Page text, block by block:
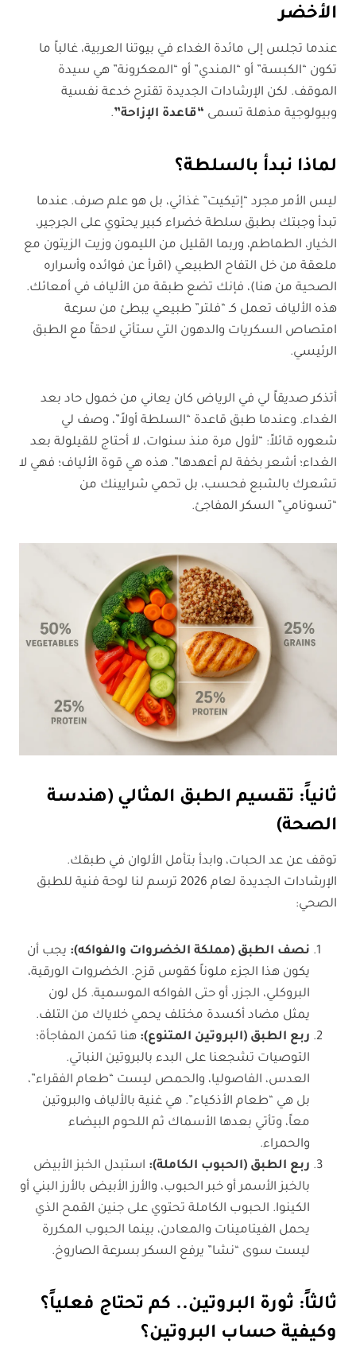
الأخضر
عندما تجلس إلى مائدة الغداء في بيوتنا العربية، غالباً ما
تكون “الكبسة” أو “المندي” أو “المعكرونة” هي سيدة
الموقف. لكن الإرشادات الجديدة تقترح خدعة نفسية
وبيولوجية مذهلة تسمى “قاعدة الإزاحة”.
لماذا نبدأ بالسلطة؟
ليس الأمر مجرد “إتيكيت” غذائي، بل هو علم صرف. عندما
تبدأ وجبتك بطبق سلطة خضراء كبير يحتوي على الجرجير،
الخيار، الطماطم، وربما القليل من الليمون وزيت الزيتون مع
ملعقة من خل التفاح الطبيعي (اقرأ عن فوائده وأسراره
الصحية من هنا)، فإنك تضع طبقة من الألياف في أمعائك.
هذه الألياف تعمل كـ “فلتر” طبيعي يبطئ من سرعة
امتصاص السكريات والدهون التي ستأتي لاحقاً مع الطبق
الرئيسي.
أتذكر صديقاً لي في الرياض كان يعاني من خمول حاد بعد
الغداء. وعندما طبق قاعدة “السلطة أولاً”، وصف لي
شعوره قائلاً: “لأول مرة منذ سنوات، لا أحتاج للقيلولة بعد
الغداء؛ أشعر بخفة لم أعهدها”. هذه هي قوة الألياف؛ فهي لا
تشعرك بالشبع فحسب، بل تحمي شرايينك من
“تسونامي” السكر المفاجئ.
ثانياً: تقسيم الطبق المثالي (هندسة
الصحة)
توقف عن عد الحبات، وابدأ بتأمل الألوان في طبقك.
الإرشادات الجديدة لعام 2026 ترسم لنا لوحة فنية للطبق
الصحي:
نصف الطبق (مملكة الخضروات والفواكه): يجب أن
يكون هذا الجزء ملوناً كقوس قزح. الخضروات الورقية،
البروكلي، الجزر، أو حتى الفواكه الموسمية. كل لون
يمثل مضاد أكسدة مختلف يحمي خلاياك من التلف.
ربع الطبق (البروتين المتنوع): هنا تكمن المفاجأة؛
التوصيات تشجعنا على البدء بالبروتين النباتي.
العدس، الفاصوليا، والحمص ليست “طعام الفقراء”،
بل هي “طعام الأذكياء”. هي غنية بالألياف والبروتين
معاً، وتأتي بعدها الأسماك ثم اللحوم البيضاء
والحمراء.
ربع الطبق (الحبوب الكاملة): استبدل الخبز الأبيض
بالخبز الأسمر أو خبر الحبوب، والأرز الأبيض بالأرز البني أو
الكينوا. الحبوب الكاملة تحتوي على جنين القمح الذي
يحمل الفيتامينات والمعادن، بينما الحبوب المكررة
ليست سوى “نشا” يرفع السكر بسرعة الصاروخ.
ثالثاً: ثورة البروتين.. كم تحتاج فعلياً؟
وكيفية حساب البروتين؟